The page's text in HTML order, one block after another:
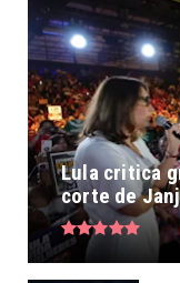
Lula critica
corte de